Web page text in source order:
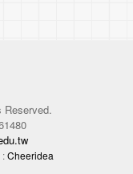
:Cheeridea